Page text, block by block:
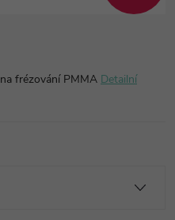
na frézování PMMA Detailní